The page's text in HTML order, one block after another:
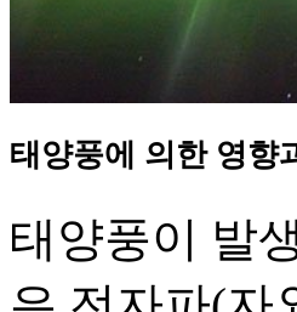
태양풍에 의한 영향
태양풍이 발